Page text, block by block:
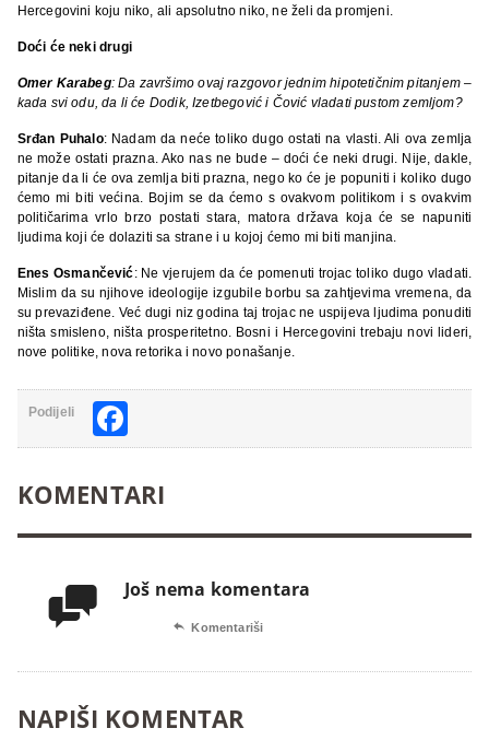
Hercegovini koju niko, ali apsolutno niko, ne želi da promjeni.
Doći će neki drugi
Omer Karabeg: Da završimo ovaj razgovor jednim hipotetičnim pitanjem –
kada svi odu, da li će Dodik, Izetbegović i Čović vladati pustom zemljom?
Srđan Puhalo: Nadam da neće toliko dugo ostati na vlasti. Ali ova zemlja
ne može ostati prazna. Ako nas ne bude – doći će neki drugi. Nije, dakle,
pitanje da li će ova zemlja biti prazna, nego ko će je popuniti i koliko dugo
ćemo mi biti većina. Bojim se da ćemo s ovakvom politikom i s ovakvim
političarima vrlo brzo postati stara, matora država koja će se napuniti
ljudima koji će dolaziti sa strane i u kojoj ćemo mi biti manjina.
Enes Osmančević: Ne vjerujem da će pomenuti trojac toliko dugo vladati.
Mislim da su njihove ideologije izgubile borbu sa zahtjevima vremena, da
su prevaziđene. Već dugi niz godina taj trojac ne uspijeva ljudima ponuditi
ništa smisleno, ništa prosperitetno. Bosni i Hercegovini trebaju novi lideri,
nove politike, nova retorika i novo ponašanje.
Podijeli
KOMENTARI
 Još nema komentara
 Komentariši
NAPIŠI KOMENTAR